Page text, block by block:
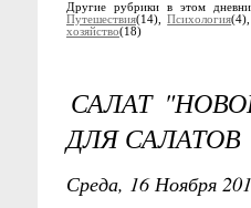
Другие рубрики в этом
Путешествия(14),Психология
хозяйство(18)
САЛАТ
ДЛЯ САЛАТОВ
Среда, 16 Ноября